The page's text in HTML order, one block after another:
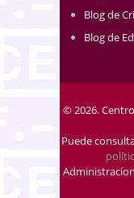
Blog de
Blog de
© 2026.
Puede